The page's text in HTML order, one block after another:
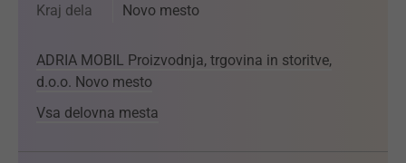
Kraj dela Novo mesto
ADRIA MOBIL Proizvodnja, trgovina in storitve,
d.o.o. Novo mesto
Vsa delovna mesta